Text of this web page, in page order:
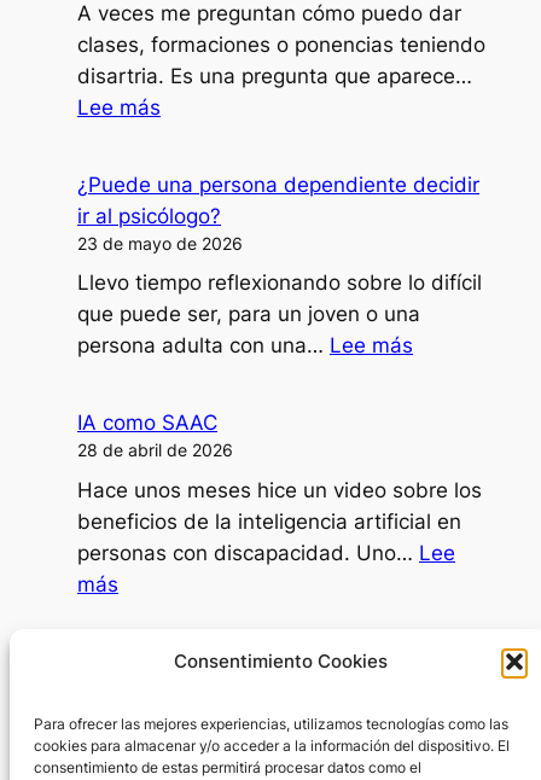
Consentimiento Cookies
Para ofrecer las mejores experiencias, utilizamos tecnologías como las
cookies para almacenar y/o acceder a la información del dispositivo. El
consentimiento de estas permitirá procesar datos como el
A veces me preguntan cómo puedo dar
clases, formaciones o ponencias teniendo
disartria. Es una pregunta que aparece…
Lee más
clases,
formaciones
ponencias
con
mi
¿Puede una persona dependiente decidir
ir al psicólogo?
23 de mayo de 2026
Llevo tiempo reflexionando sobre lo difícil
que puede ser, para un joven o una
persona adulta con una… Lee más
decidir
ir
al
IA como SAAC
28 de abril de 2026
Hace unos meses hice un video sobre los
beneficios de la inteligencia artificial en
personas con discapacidad. Uno… Lee
más
Día Internacional de la Mujer
En el Día Internacional de la Mujer surge
una pregunta inevitable: ¿por dónde